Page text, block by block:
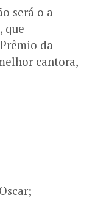
será o a
que
da
cantora,